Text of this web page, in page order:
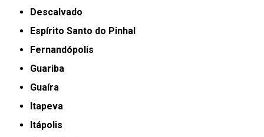
Descalvado
Espírito Santo do Pinhal
Fernandópolis
Guariba
Guaíra
Itapeva
Itápolis